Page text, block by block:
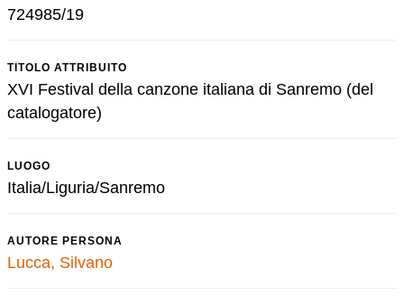
724985/19
TITOLO ATTRIBUITO
XVI Festival della canzone italiana di Sanremo (del
catalogatore)
LUOGO
Italia/Liguria/Sanremo
AUTORE PERSONA
Lucca, Silvano